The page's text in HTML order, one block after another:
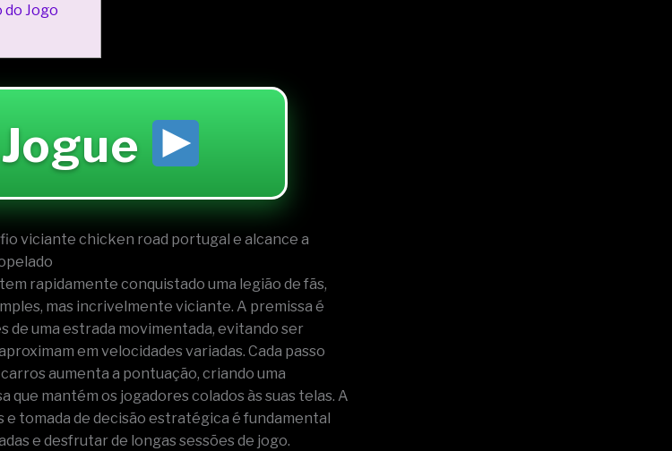
do Jogo
Jogue
viciante chicken road portugal e alcance a
rapidamente conquistado uma legião de fãs,
mas incrivelmente viciante. A premissa é
de uma estrada movimentada, evitando ser
em velocidades variadas. Cada passo
aumenta a pontuação, criando uma
que mantém os jogadores colados às suas telas. A
tomada de decisão estratégica é fundamental
e desfrutar de longas sessões de jogo.